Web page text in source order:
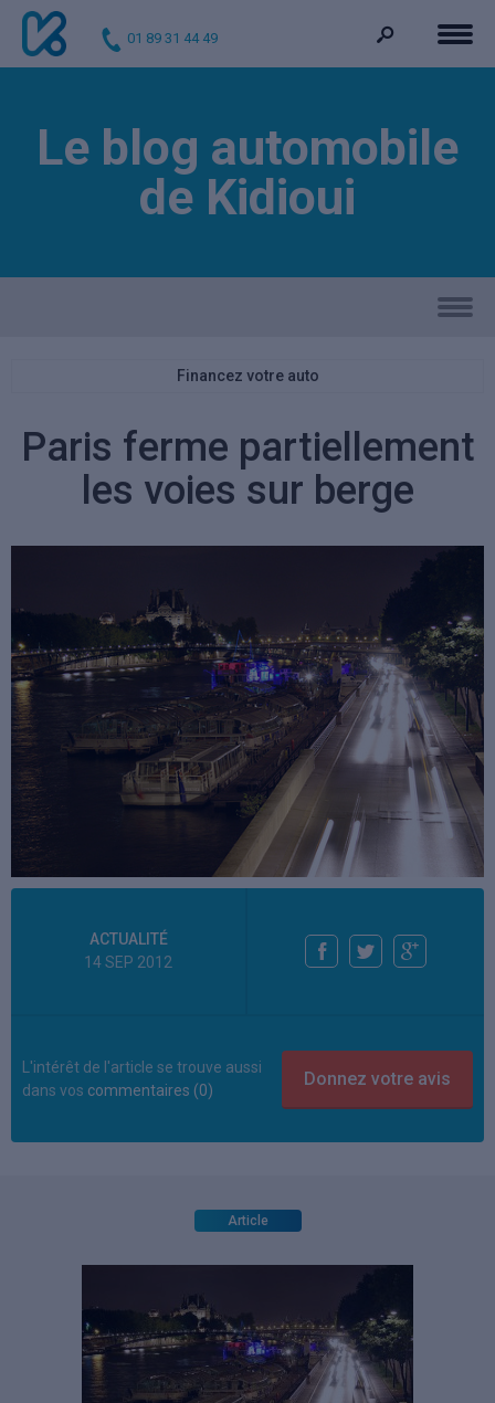
01 89 31 44 49
Le blog automobile
de Kidioui
Financez votre auto
Paris ferme partiellement
les voies sur berge
ACTUALITÉ
14 SEP 2012
L'intérêt de l'article se trouve aussi
dans vos commentaires (0)
Article